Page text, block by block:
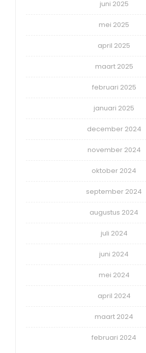
juni 2025
mei 2025
april 2025
maart 2025
februari 2025
januari 2025
december 2024
november 2024
oktober 2024
september 2024
augustus 2024
juli 2024
juni 2024
mei 2024
april 2024
maart 2024
februari 2024